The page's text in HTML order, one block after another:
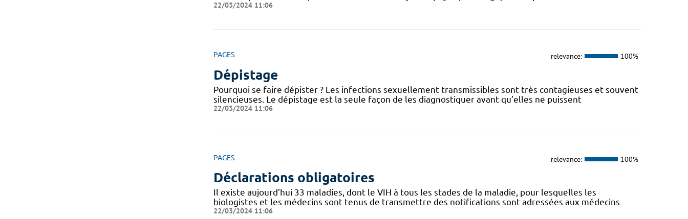
22/03/2024 11:06
PAGES relevance: 100%
Dépistage
Pourquoi se faire dépister ? Les infections sexuellement transmissibles sont très contagieuses et souvent
silencieuses. Le dépistage est la seule façon de les diagnostiquer avant qu’elles ne puissent
22/03/2024 11:06
PAGES relevance: 100%
Déclarations obligatoires
Il existe aujourd’hui 33 maladies, dont le VIH à tous les stades de la maladie, pour lesquelles les
biologistes et les médecins sont tenus de transmettre des notifications sont adressées aux médecins
22/03/2024 11:06